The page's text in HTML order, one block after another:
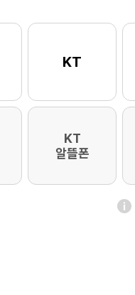
KT
KT
알뜰폰